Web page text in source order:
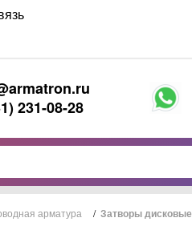
231-08-28
арматура / Затворы дисковые